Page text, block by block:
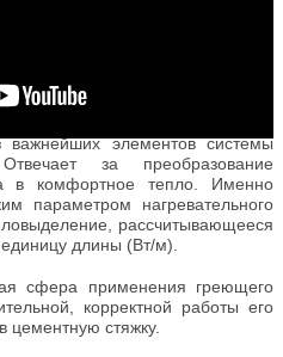
элементов системы
за преобразование
в комфортное тепло. Именно
параметром нагревательного
рассчитывающееся
длины (Вт/м).
сфера применения греющего
корректной работы его
цементную стяжку.